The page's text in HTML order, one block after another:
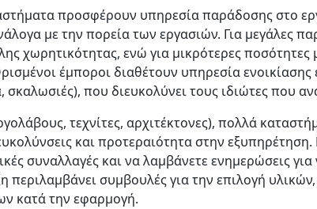
προσφέρουν υπηρεσία παράδοσης στο
με την πορεία των εργασιών. Για μεγάλες
χωρητικότητας, ενώ για μικρότερες ποσότητες
έμποροι διαθέτουν υπηρεσία
που διευκολύνει τους ιδιώτες που
τεχνίτες, αρχιτέκτονες), πολλά
και προτεραιότητα στην
συναλλαγές και να λαμβάνετε ενημερώσεις
περιλαμβάνει συμβουλές για την επιλογή
κατά την εφαρμογή.